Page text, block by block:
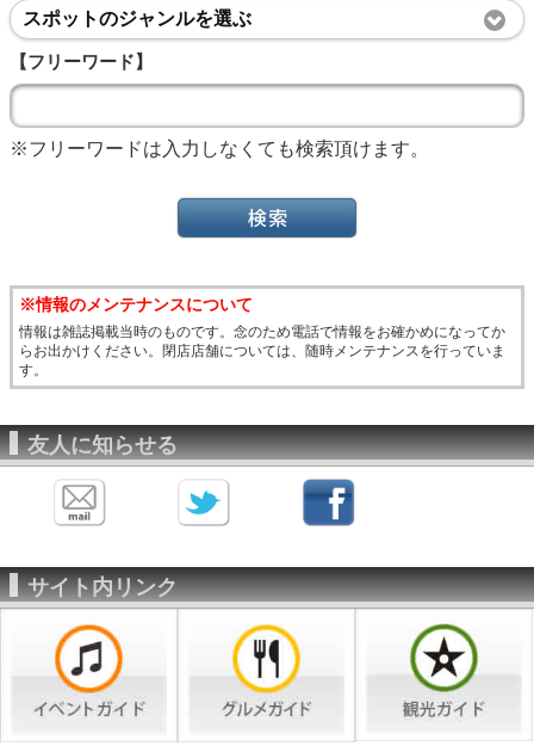
スポットのジャンルを選ぶ
【フリーワード】
※フリーワードは入力しなくても検索頂けます。
※情報のメンテナンスについて
情報は雑誌掲載当時のものです。念のため電話で情報をお確かめになってか
らお出かけください。閉店店舗については、随時メンテナンスを行っていま
す。
友人に知らせる
サイト内リンク